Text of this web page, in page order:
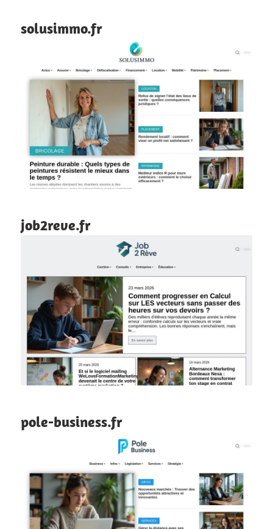
solusimmo.fr
job2reve.fr
pole-business.fr